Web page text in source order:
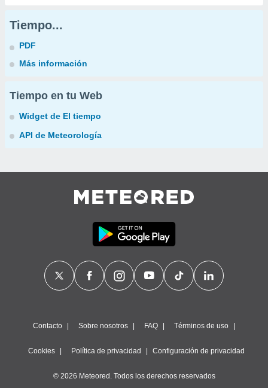
Tiempo...
PDF
Más información
Tiempo en tu Web
Widget de El tiempo
API de Meteorología
Contacto Sobre nosotros FAQ Términos de uso
Cookies Política de privacidad Configuración de privacidad
© 2026 Meteored. Todos los derechos reservados